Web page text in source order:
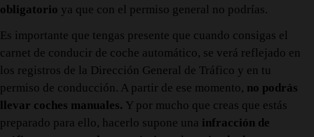
obligatorio ya que con el permiso general no podrías.
Es importante que tengas presente que cuando consigas el
carnet de conducir de coche automático, se verá reflejado en
los registros de la Dirección General de Tráfico y en tu
permiso de conducción. A partir de ese momento, no podrás
llevar coches manuales. Y por mucho que creas que estás
preparado para ello, hacerlo supone una infracción de